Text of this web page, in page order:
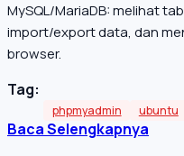
MySQL/MariaDB: melihat
import/export data, dan
browser.
Tag:
phpmyadmin ubuntu
Baca Selengkapnya